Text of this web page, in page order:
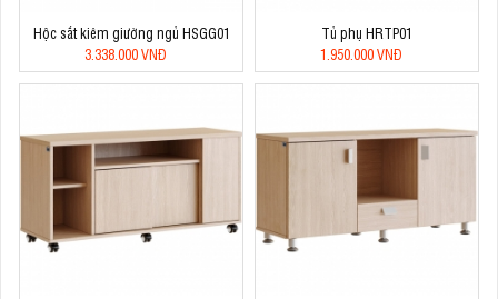
Hộc sắt kiêm giường ngủ HSGG01
3.338.000 VNĐ
Tủ phụ HRTP01
1.950.000 VNĐ